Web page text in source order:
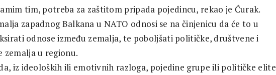
tim, potreba za zaštitom pripada pojedincu, rekao je Ćurak.
zapadnog Balkana u NATO odnosi se na činjenicu da će to u
odnose između zemalja, te poboljšati političke, društvene i
zemalja u regionu.
iz ideoloških ili emotivnih razloga, pojedine grupe ili političke elite